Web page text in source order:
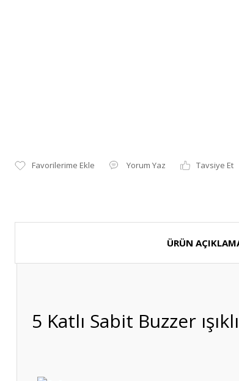
Yorum Yaz Tavsiye Et
ÜRÜN
5 Katlı Sabit Buzzer